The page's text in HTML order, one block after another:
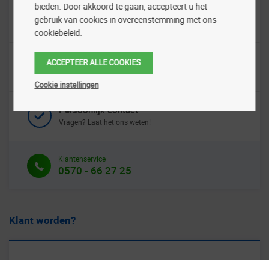
Uit voorraad leverbaar!
Producten zijn uit voorraad leverbaar!
Snelle & veilige levering
Wij leveren ook binnen 24uur!
Persoonlijk contact
Vragen? Laat het ons weten!
Klantenservice
0570 - 66 27 25
Klant worden?
bieden. Door akkoord te gaan, accepteert u het
gebruik van cookies in overeenstemming met ons
cookiebeleid.
ACCEPTEER ALLE COOKIES
Cookie instellingen